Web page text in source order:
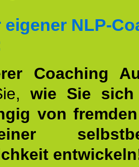
eigener NLP-
Coaching
wie Sie
von